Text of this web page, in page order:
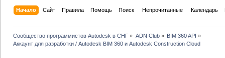
Начало Сайт Правила Помощь Поиск Непрочитанные Календарь
Сообщество программистов Autodesk в СНГ » ADN Club» BIM 360 API »
Аккаунт для разработки / Autodesk BIM 360 и Autodesk Construction Cloud